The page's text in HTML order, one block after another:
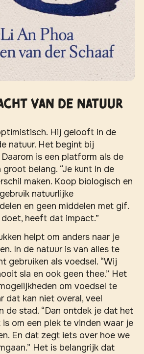
van de natuur
Hij gelooft in de
natuur. Het begint bij
is een platform als de
groot belang. “Je kunt in de
maken. Koop biologisch en
natuurlijke
en geen middelen met gif.
heeft dat impact.”
helpt om anders naar je
In de natuur is van alles te
gebruiken als voedsel. “Wij
sla en ook geen thee.” Het
om voedsel te
dat kan niet overal, veel
de stad. “Dan ontdek je dat het
om een plek te vinden waar je
En dat zegt iets over hoe we
Het is belangrijk dat